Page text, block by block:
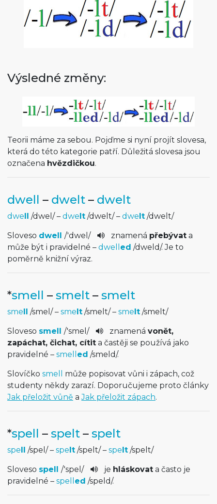
Výsledné změny:
Teorii máme za sebou. Pojďme si nyní projít slovesa,
která do této kategorie patří. Důležitá slovesa jsou
označena hvězdičkou.
dwell – dwelt – dwelt
dwell /dwel /– dwelt /dwelt/– dwelt /dwelt/
Sloveso dwell /'dwel / znamená přebývat a
může být i pravidelné – dwell ed /dweld/. Je to
poměrně knižní výraz.
*smell – smelt – smelt
smell /smel /– smelt /smelt/– smelt /smelt/
Sloveso smell /'smel / znamená vonět,
zapáchat, čichat, cítit a častěji se používá jako
pravidelné – smell ed /smeld/.
Slovíčko smell
může popisovat vůni i zápach, což
studenty někdy zarazí. Doporučujeme proto články
Jak přeložit vůně aJak přeložit zápach.
*spell – spelt – spelt
spell /spel /– spelt /spelt/– spelt /spelt/
Sloveso spell /'spel / je hláskovat a často je
pravidelné – spell ed /speld/.